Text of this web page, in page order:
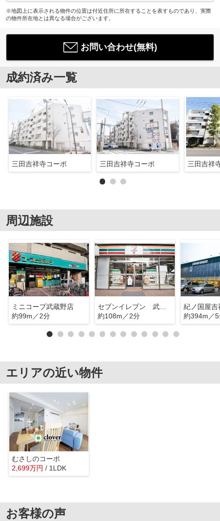
※地図上に表示される物件の位置は付近住所に所在することを表すものであり、実際
の物件所在地とは異なる場合がございます。
お問い合わせ(無料)
成約済み一覧
三田吉祥寺コーポ 三田吉祥寺コーポ 三田吉祥
周辺施設
ミニコープ武蔵野店
約99m／2分
セブンイレブン 武蔵野井の頭通り
約108m／2分
紀ノ国屋吉
約394m／
エリアの近い物件
むさしのコーポ
2,699万円 / 1LDK
お客様の声